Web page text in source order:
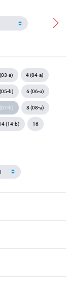
a) 4 (04-a)
b) 6 (06-a)
b) 8 (08-a)
(14-b) 16